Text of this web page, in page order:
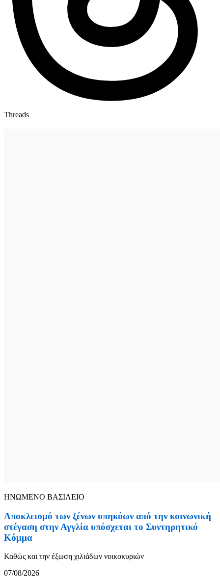
Threads
ΗΝΩΜΕΝΟ ΒΑΣΙΛΕΙΟ
Αποκλεισμό των ξένων υπηκόων από την κοινωνική
στέγαση στην Αγγλία υπόσχεται το Συντηρητικό
Κόμμα
Καθώς και την έξωση χιλιάδων νοικοκυριών
07/08/2026